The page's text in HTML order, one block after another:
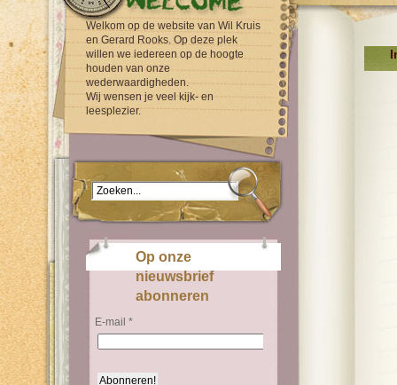
Welkom op de website van Wil Kruis
en Gerard Rooks. Op deze plek
willen we iedereen op de hoogte
houden van onze
wederwaardigheden.
Wij wensen je veel kijk- en
leesplezier.
Op onze
nieuwsbrief
abonneren
E-mail *